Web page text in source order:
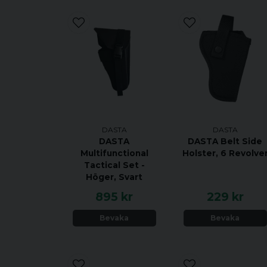
DASTA
DASTA
Multifunctional
Tactical Set -
Höger, Svart
895 kr
Bevaka
DASTA
DASTA Belt Side
Holster, 6 Revolver
229 kr
Bevaka